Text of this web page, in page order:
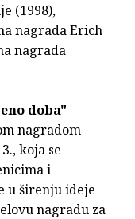
(1998),
nagrada Erich
nagrada
doba"
nagradom
koja se
i
u širenju ideje
nagradu za